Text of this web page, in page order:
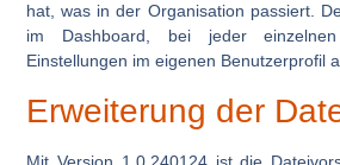
hat, was in der Organisation passiert.
im Dashboard, bei jeder
Einstellungen im eigenen Benutzerprofil
Erweiterung der
Mit Version 1.0.240124 ist die